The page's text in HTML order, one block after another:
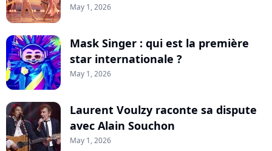
May 1, 2026
Mask Singer : qui est la première
star internationale ?
May 1, 2026
Laurent Voulzy raconte sa dispute
avec Alain Souchon
May 1, 2026